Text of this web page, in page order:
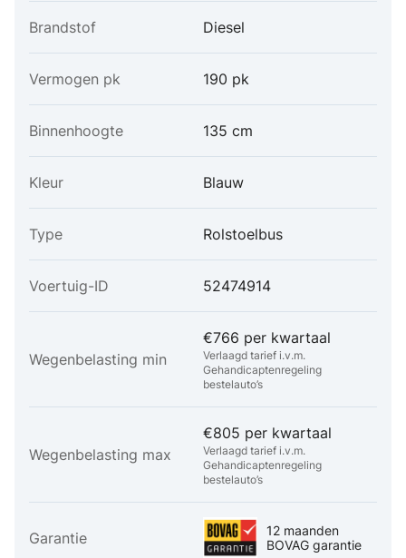
Brandstof Diesel
Vermogen pk 190 pk
Binnenhoogte 135 cm
Kleur Blauw
Type Rolstoelbus
Voertuig-ID 52474914
Wegenbelasting min
€766 per kwartaal
Verlaagd tarief i.v.m.
Gehandicaptenregeling
bestelauto’s
Wegenbelasting max
€805 per kwartaal
Verlaagd tarief i.v.m.
Gehandicaptenregeling
bestelauto’s
Garantie
12 maanden
BOVAG garantie